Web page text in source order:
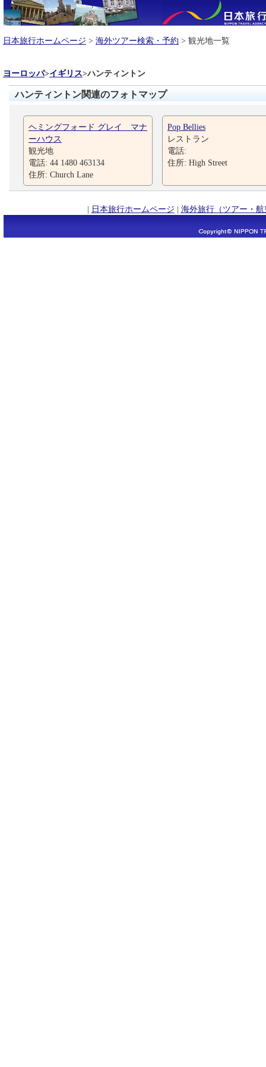
日本旅行ホームページ > 海外ツアー検索・予約 > 観光地一覧
ヨーロッパ>イギリス>ハンティントン
ハンティントン関連のフォトマップ
ヘミングフォード グレイ マナ
ーハウス
観光地
電話: 44 1480 463134
住所: Church Lane
Pop Bellies
レストラン
電話:
住所: High Street
| 日本旅行ホームページ | 海外旅行（ツアー・航